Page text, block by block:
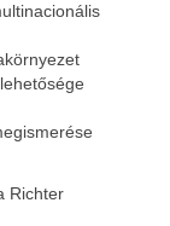
Richter